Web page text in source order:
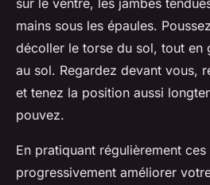
sur le ventre, les jambes
mains sous les épaules.
décoller le torse du sol, tout en
au sol. Regardez devant vous,
et tenez la position aussi
pouvez.
En pratiquant régulièrement
progressivement améliorer